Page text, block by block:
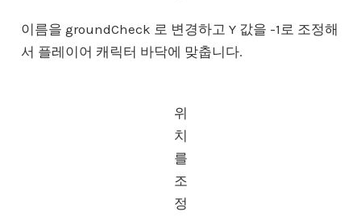
이름을 groundCheck 로 변경하고 Y 값을 -1로 조정해
서 플레이어 캐릭터 바닥에 맞춥니다.
위
치
를
조
정